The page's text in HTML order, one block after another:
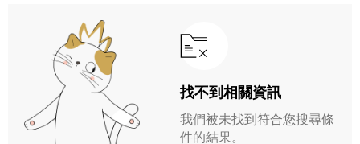
找不到相關資訊
我們被未找到符合您搜尋條
件的結果。